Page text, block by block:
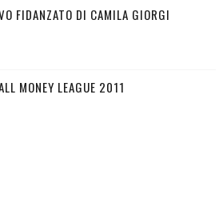
FIDANZATO DI CAMILA GIORGI
MONEY LEAGUE 2011